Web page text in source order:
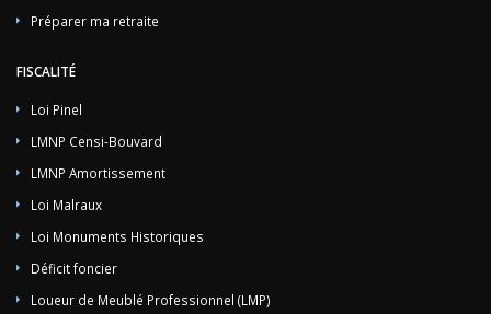
Préparer ma retraite
FISCALITÉ
Loi Pinel
LMNP Censi-Bouvard
LMNP Amortissement
Loi Malraux
Loi Monuments Historiques
Déficit foncier
Loueur de Meublé Professionnel (LMP)